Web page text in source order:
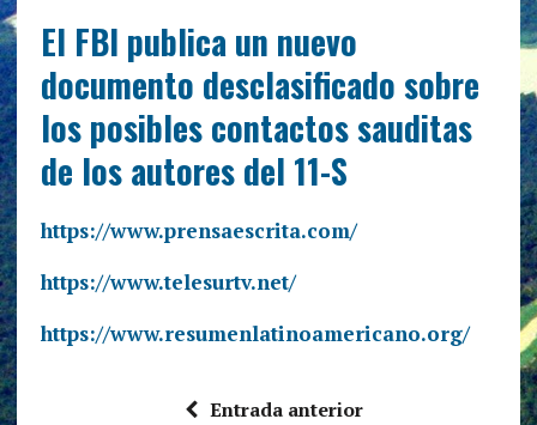
El FBI publica un nuevo
documento desclasificado sobre
los posibles contactos sauditas
de los autores del 11-S
https://www.prensaescrita.com/
https://www.telesurtv.net/
https://www.resumenlatinoamericano.org/
Entrada anterior